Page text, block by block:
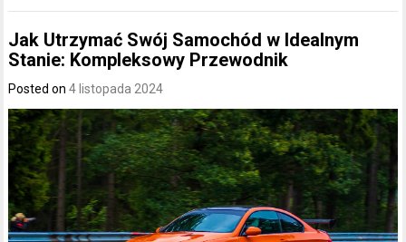
Jak Utrzymać Swój Samochód w Idealnym
Stanie: Kompleksowy Przewodnik
Posted on4 listopada 2024